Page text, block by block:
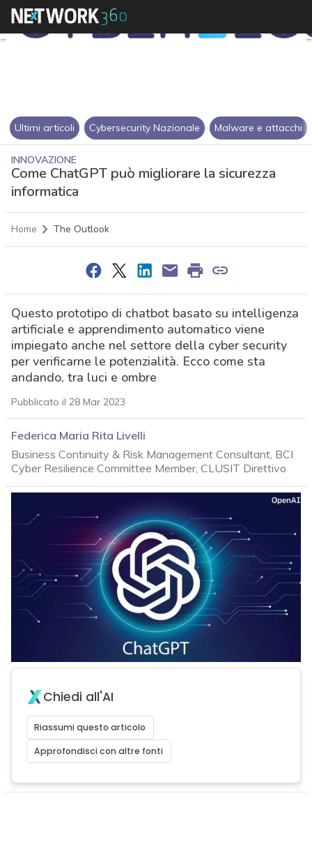
Ultimi articoli Cybersecurity Nazionale Malware e attacchi
INNOVAZIONE
Come ChatGPT può migliorare la sicurezza
informatica
Home The Outlook
Questo prototipo di chatbot basato su intelligenza
artificiale e apprendimento automatico viene
impiegato anche nel settore della cyber security
per verificarne le potenzialità. Ecco come sta
andando, tra luci e ombre
Pubblicato il 28 Mar 2023
Federica Maria Rita Livelli
Business Continuity & Risk Management Consultant, BCI
Cyber Resilience Committee Member, CLUSIT Direttivo
Chiedi all'AI
Riassumi questo articolo
Approfondisci con altre fonti